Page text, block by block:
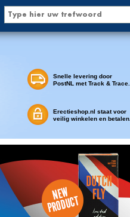
Snelle levering door
PostNL met Track & Trace.
Erectieshop.nl staat voor
veilig winkelen en betalen.